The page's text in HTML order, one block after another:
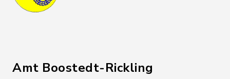
Amt Boostedt-Rickling